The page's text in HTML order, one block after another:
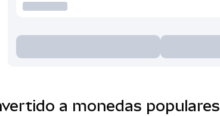
a monedas populares